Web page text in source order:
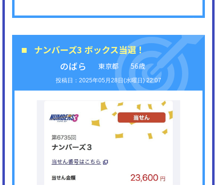
ナンバーズ3 ボックス当選！
のばら
東京都 56歳
2025年05月28日(水曜日) 22:07